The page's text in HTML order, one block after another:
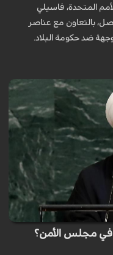
المتحدة، فاسيلي
بالتعاون مع عناصر
ضد حكومة البلاد.
في مجلس الأمن؟